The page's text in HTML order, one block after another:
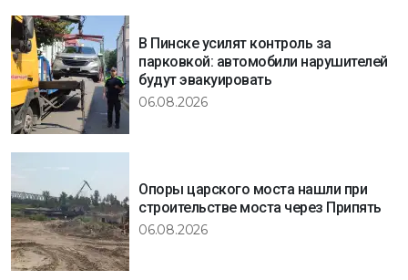
В Пинске усилят контроль за
парковкой: автомобили нарушителей
будут эвакуировать
06.08.2026
Опоры царского моста нашли при
строительстве моста через Припять
06.08.2026